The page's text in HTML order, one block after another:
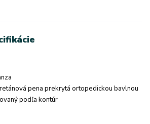
pena prekrytá ortopedickou bavlnou
podľa kontúr